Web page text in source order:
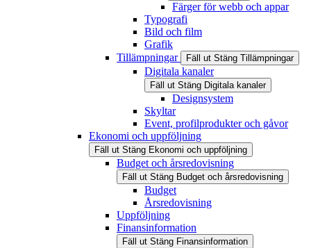
Färger för webb och appar
Typografi
Bild och film
Grafik
Tillämpningar
Fäll ut Stäng Tillämpningar
Digitala kanaler
Fäll ut Stäng Digitala kanaler
Designsystem
Skyltar
Event, profilprodukter och gåvor
Ekonomi och uppföljning
Fäll ut Stäng Ekonomi och uppföljning
Budget och årsredovisning
Fäll ut Stäng Budget och årsredovisning
Budget
Årsredovisning
Uppföljning
Finansinformation
Fäll ut Stäng Finansinformation